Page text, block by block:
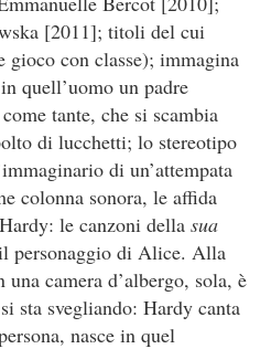
[2011]; titoli del cui
gioco con classe); immagina
quell’uomo un padre
tante, che si scambia
di lucchetti; lo stereotipo
di un’attempata
colonna sonora, le affida
le canzoni della sua
personaggio di Alice. Alla
camera d’albergo, sola, è
sta svegliando: Hardy canta
nasce in quel